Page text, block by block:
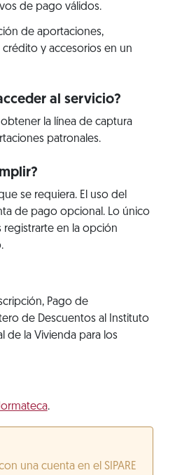
de pago válidos.
de aportaciones,
y accesorios en un
al servicio?
la línea de captura
patronales.
se requiera. El uso del
de pago opcional. Lo único
en la opción
Pago de
de Descuentos al Instituto
de la Vivienda para los
.
una cuenta en el SIPARE